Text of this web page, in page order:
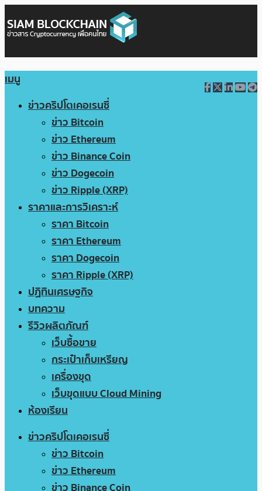
เมนู
ข่าวคริปโตเคอเรนซี่
ข่าว Bitcoin
ข่าว Ethereum
ข่าว Binance Coin
ข่าว Dogecoin
ข่าว Ripple (XRP)
ราคาและการวิเคราะห์
ราคา Bitcoin
ราคา Ethereum
ราคา Dogecoin
ราคา Ripple (XRP)
ปฏิทินเศรษฐกิจ
บทความ
รีวิวผลิตภัณฑ์
เว็บซื้อขาย
กระเป๋าเก็บเหรียญ
เครื่องขุด
เว็บขุดแบบ Cloud Mining
ห้องเรียน
ข่าวคริปโตเคอเรนซี่
ข่าว Bitcoin
ข่าว Ethereum